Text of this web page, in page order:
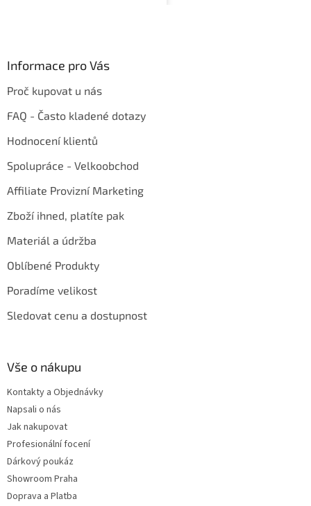
Informace pro Vás
Proč kupovat u nás
FAQ - Často kladené dotazy
Hodnocení klientů
Spolupráce - Velkoobchod
Affiliate Provizní Marketing
Zboží ihned, platíte pak
Materiál a údržba
Oblíbené Produkty
Poradíme velikost
Sledovat cenu a dostupnost
Vše o nákupu
Kontakty a Objednávky
Napsali o nás
Jak nakupovat
Profesionální focení
Dárkový poukáz
Showroom Praha
Doprava a Platba